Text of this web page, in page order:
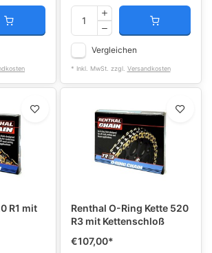
Vergleichen
* Inkl. MwSt. zzgl. Versandkosten
R1 mit
Renthal O-Ring Kette 520
R3 mit Kettenschloß
€107,00*